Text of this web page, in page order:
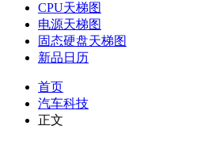
CPU天梯图
电源天梯图
固态硬盘天梯图
新品日历
首页
汽车科技
正文